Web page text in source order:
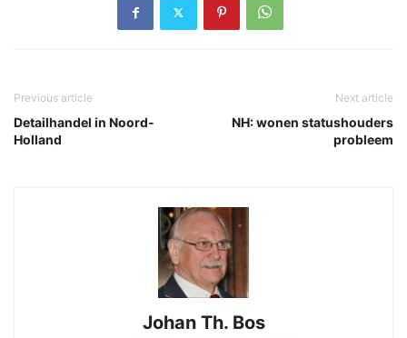
Previous article
Detailhandel in Noord-
Holland
Next article
NH: wonen statushouders
probleem
Johan Th. Bos